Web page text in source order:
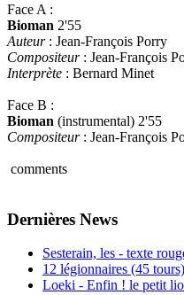
Face A :
Bioman 2'55
Auteur: Jean-François Porry
Compositeur: Jean-François
Interprète : Bernard Minet
Face B :
Bioman (instrumental) 2'55
Compositeur: Jean-François
comments
Dernières News
Sesterain, les - texte
12 légionnaires (45 tours)
Loeki - Enfin ! le petit